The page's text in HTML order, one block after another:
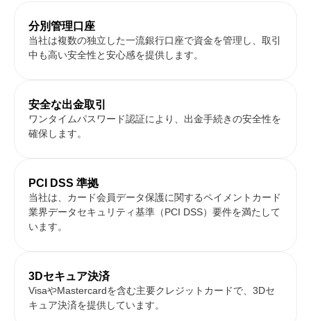
分別管理口座
当社は複数の独立した一流銀行口座で資金を管理し、取引
中も高い安全性と安心感を提供します。
安全な出金取引
ワンタイムパスワード認証により、出金手続きの安全性を
確保します。
PCI DSS 準拠
当社は、カード会員データ保護に関するペイメントカード
業界データセキュリティ基準（PCI DSS）要件を満たして
います。
3Dセキュア決済
VisaやMastercardを含む主要クレジットカードで、3Dセ
キュア決済を提供しています。